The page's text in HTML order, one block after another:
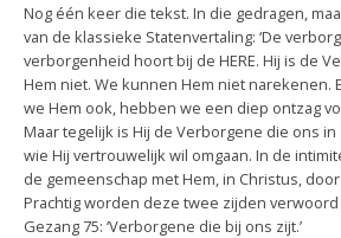
Nog één keer die tekst. In die gedragen,
van de klassieke Statenvertaling: ‘De
verborgenheid hoort bij de HERE. Hij is de
Hem niet. We kunnen Hem niet narekenen.
we Hem ook, hebben we een diep ontzag
Maar tegelijk is Hij de Verborgene die ons
wie Hij vertrouwelijk wil omgaan. In de
de gemeenschap met Hem, in Christus,
Prachtig worden deze twee zijden
Gezang 75: ‘Verborgene die bij ons zijt.’